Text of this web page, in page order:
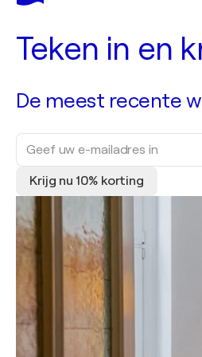
Teken in en
De meest recente
Krijg nu 10% korting